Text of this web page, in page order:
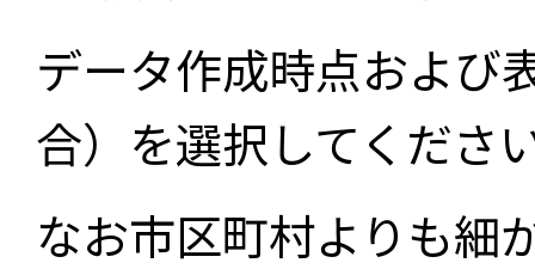
データ作成時点および
合）を選択してくださ
なお市区町村よりも細